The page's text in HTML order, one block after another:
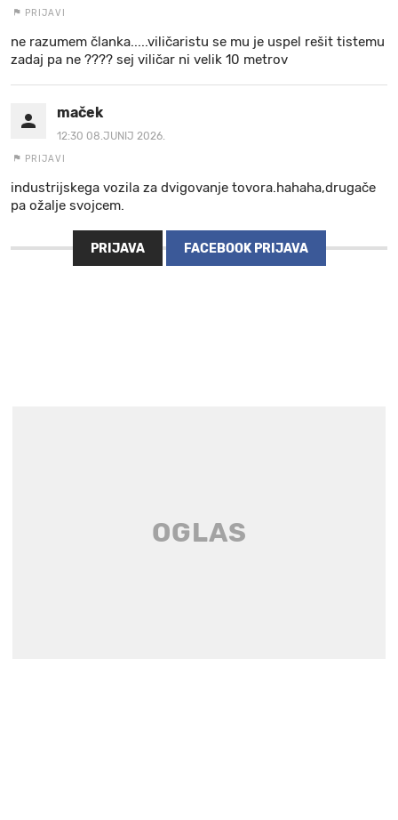
PRIJAVI
ne razumem članka.....viličaristu se mu je uspel rešit tistemu
zadaj pa ne ???? sej viličar ni velik 10 metrov
maček
12:30 08.JUNIJ 2026.
PRIJAVI
industrijskega vozila za dvigovanje tovora.hahaha,drugače
pa ožalje svojcem.
PRIJAVA FACEBOOK PRIJAVA